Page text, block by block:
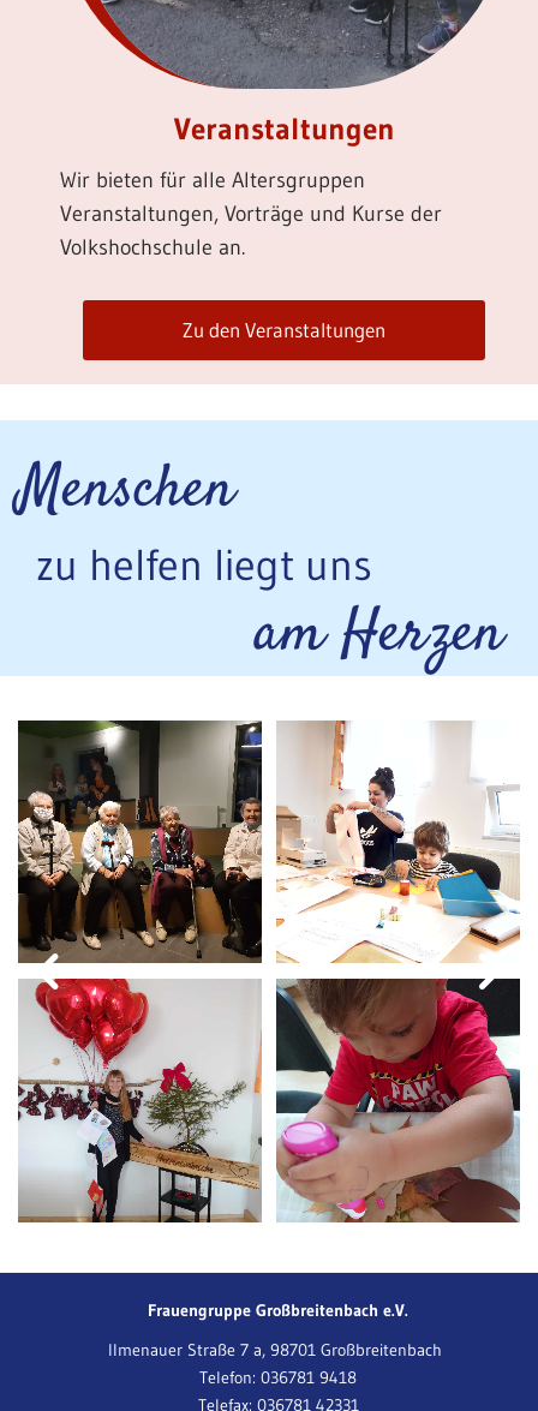
Veranstaltungen
Wir bieten für alle Altersgruppen
Veranstaltungen, Vorträge und Kurse der
Volkshochschule an.
Zu den Veranstaltungen
Menschen
zu helfen liegt uns
am Herzen
Frauengruppe Großbreitenbach e.V.
Ilmenauer Straße 7 a, 98701 Großbreitenbach
Telefon: 036781 9418
Telefax: 036781 42331